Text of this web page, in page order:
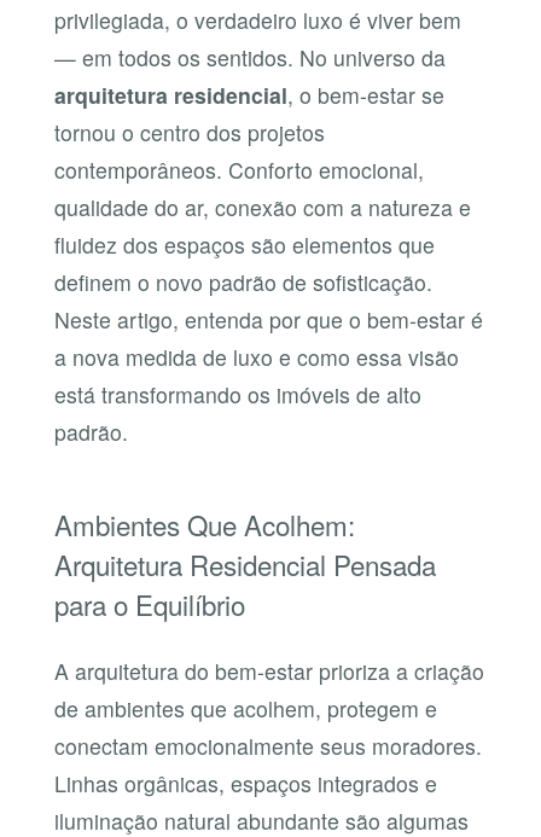
privilegiada, o verdadeiro luxo é viver bem
— em todos os sentidos. No universo da
arquitetura residencial, o bem-estar se
tornou o centro dos projetos
contemporâneos. Conforto emocional,
qualidade do ar, conexão com a natureza e
fluidez dos espaços são elementos que
definem o novo padrão de sofisticação.
Neste artigo, entenda por que o bem-estar é
a nova medida de luxo e como essa visão
está transformando os imóveis de alto
padrão.
Ambientes Que Acolhem:
Arquitetura Residencial Pensada
para o Equilíbrio
A arquitetura do bem-estar prioriza a criação
de ambientes que acolhem, protegem e
conectam emocionalmente seus moradores.
Linhas orgânicas, espaços integrados e
iluminação natural abundante são algumas